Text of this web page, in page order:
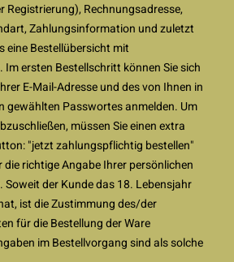
Registrierung), Rechnungsadresse,
Zahlungsinformation und zuletzt
eine Bestellübersicht mit
ersten Bestellschritt können Sie sich
E-Mail-Adresse und des von Ihnen in
gewählten Passwortes anmelden. Um
müssen Sie einen extra
"jetzt zahlungspflichtig bestellen"
die richtige Angabe Ihrer persönlichen
der Kunde das 18. Lebensjahr
ist die Zustimmung des/der
für die Bestellung der Ware
im Bestellvorgang sind als solche